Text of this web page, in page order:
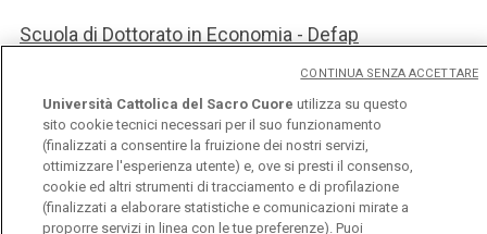
Scuola di Dottorato in Economia - Defap
Economics and Stastistics
Università Cattolica del Sacro Cuore utilizza su questo
sito cookie tecnici necessari per il suo funzionamento
(finalizzati a consentire la fruizione dei nostri servizi,
ottimizzare l'esperienza utente) e, ove si presti il consenso,
cookie ed altri strumenti di tracciamento e di profilazione
(finalizzati a elaborare statistiche e comunicazioni mirate a
proporre servizi in linea con le tue preferenze). Puoi
CONTINUA SENZA ACCETTARE